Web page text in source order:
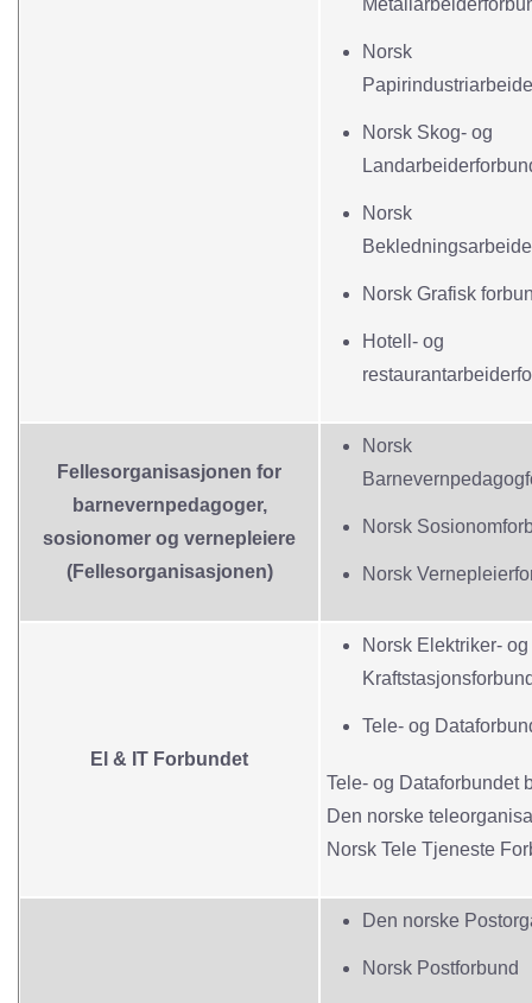
Norsk
Norsk Skog- og
Norsk
Norsk Grafisk
Hotell- og
Fellesorganisasjonen for
barnevernpedagoger,
sosionomer og vernepleiere
(Fellesorganisasjonen)
Norsk
Norsk
Norsk
El & IT Forbundet
Norsk Elektriker- og
Tele- og
Tele- og Dataforbundet
Den norske
Norsk Tele Tjeneste
Den norske
Norsk Postforbund